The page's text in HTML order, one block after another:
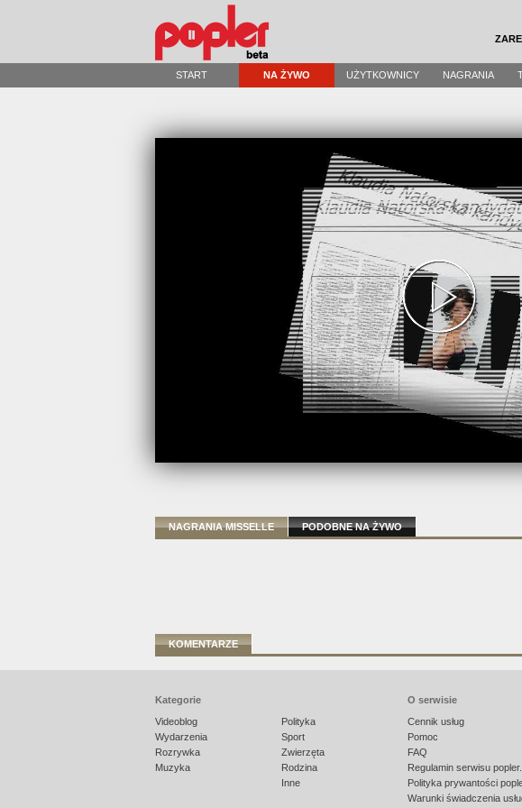
START NA ŻYWO UŻYTKOWNICY NAGRANIA
NAGRANIA MISSELLE PODOBNE NA ŻYWO
KOMENTARZE
Kategorie
Videoblog
Wydarzenia
Rozrywka
Muzyka
Polityka
Sport
Zwierzęta
Rodzina
Inne
O serwisie
Cennik usług
Pomoc
FAQ
Regulamin serwisu
Polityka prywantości
Warunki świadczenia